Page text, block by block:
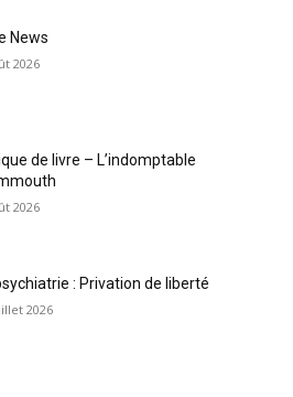
News
2026
de livre – L’indomptable
2026
: Privation de liberté
2026